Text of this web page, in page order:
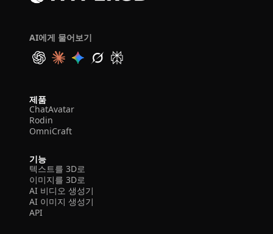
AI에게 물어보기
제품
ChatAvatar
Rodin
OmniCraft
기능
텍스트를 3D로
이미지를 3D로
AI 비디오 생성기
AI 이미지 생성기
API